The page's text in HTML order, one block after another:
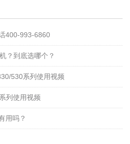
400-993-6860
？到底选哪个？
530系列使用视频
列使用视频
用吗？